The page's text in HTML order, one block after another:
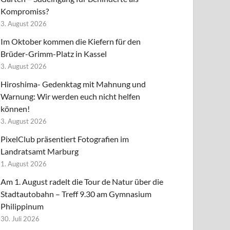
Kompromiss?
3. August 2026
Im Oktober kommen die Kiefern für den
Brüder-Grimm-Platz in Kassel
3. August 2026
Hiroshima- Gedenktag mit Mahnung und
Warnung: Wir werden euch nicht helfen
können!
3. August 2026
PixelClub präsentiert Fotografien im
Landratsamt Marburg
1. August 2026
Am 1. August radelt die Tour de Natur über die
Stadtautobahn – Treff 9.30 am Gymnasium
Philippinum
30. Juli 2026